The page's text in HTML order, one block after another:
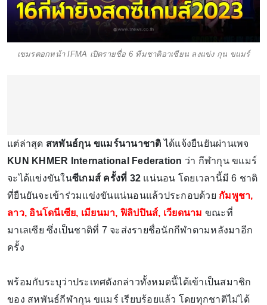
เขมรตอกหน้า IFMA เปิดรายชื่อ 6 ทีมชาติอาเซียน ลงแข่ง กุน ขแมร์
แต่ล่าสุด สหพันธ์กุน ขแมร์นานาชาติได้แจ้งยืนยันผ่านเพจ
KUN KHMER International Federation ว่า กีฬากุน ขแมร์
จะได้แข่งขันในซีเกมส์ ครั้งที่ 32 แน่นอน โดยเวลานี้มี 6 ชาติ
ที่ยืนยันจะเข้าร่วมแข่งขันแน่นอนแล้วประกอบด้วย กัมพูชา,
ลาว, อินโดนีเซีย, เมียนมา, ฟิลิปปินส์, เวียดนาม ขณะที่
มาเลเซีย ซึ่งเป็นชาติที่ 7 จะส่งรายชื่อนักกีฬาตามหลังมาอีก
ครั้ง
พร้อมกับระบุว่าประเทศดังกล่าวทั้งหมดนี้ได้เข้าเป็นสมาชิก
ของ สหพันธ์กีฬากุน ขแมร์ เรียบร้อยแล้ว โดยทุกชาติไม่ได้